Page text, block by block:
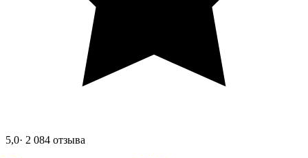
5,0· 2 084 отзыва